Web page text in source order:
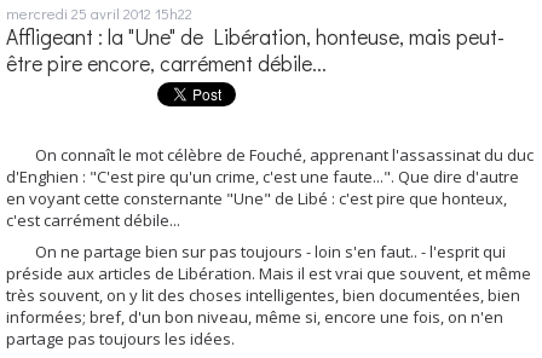
mercredi 25 avril 2012 15h22
Affligeant : la "Une" de Libération, honteuse, mais peut-
être pire encore, carrément débile...
On connaît le mot célèbre de Fouché, apprenant l'assassinat du duc
d'Enghien : "C'est pire qu'un crime, c'est une faute...". Que dire d'autre
en voyant cette consternante "Une" de Libé : c'est pire que honteux,
c'est carrément débile...
On ne partage bien sur pas toujours - loin s'en faut.. - l'esprit qui
préside aux articles de Libération. Mais il est vrai que souvent, et même
très souvent, on y lit des choses intelligentes, bien documentées, bien
informées; bref, d'un bon niveau, même si, encore une fois, on n'en
partage pas toujours les idées.